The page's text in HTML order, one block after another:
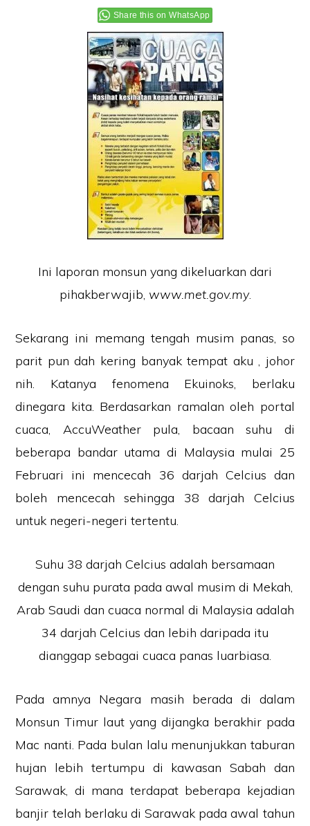
Share this on WhatsApp
Ini laporan monsun yang dikeluarkan dari
pihakberwajib, www.met.gov.my.
Sekarang ini memang tengah musim panas, so
parit pun dah kering banyak tempat aku , johor
nih. Katanya fenomena Ekuinoks, berlaku
dinegara kita. Berdasarkan ramalan oleh portal
cuaca, AccuWeather pula, bacaan suhu di
beberapa bandar utama di Malaysia mulai 25
Februari ini mencecah 36 darjah Celcius dan
boleh mencecah sehingga 38 darjah Celcius
untuk negeri-negeri tertentu.
Suhu 38 darjah Celcius adalah bersamaan
dengan suhu purata pada awal musim di Mekah,
Arab Saudi dan cuaca normal di Malaysia adalah
34 darjah Celcius dan lebih daripada itu
dianggap sebagai cuaca panas luarbiasa.
Pada amnya Negara masih berada di dalam
Monsun Timur laut yang dijangka berakhir pada
Mac nanti. Pada bulan lalu menunjukkan taburan
hujan lebih tertumpu di kawasan Sabah dan
Sarawak, di mana terdapat beberapa kejadian
banjir telah berlaku di Sarawak pada awal tahun